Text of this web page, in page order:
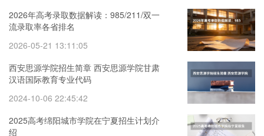
2026年高考录取数据解读：985/211/双一
流录取率各省排名
2026-05-21 13:11:05
西安思源学院招生简章 西安思源学院甘肃
汉语国际教育专业代码
2024-10-06 22:45:42
2025高考绵阳城市学院在宁夏招生计划介
绍